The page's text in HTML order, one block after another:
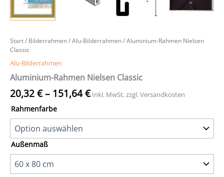
Start/ Bilderrahmen/Alu-Bilderrahmen/ Aluminium-Rahmen Nielsen
Classic
Alu-Bilderrahmen
Aluminium-Rahmen Nielsen Classic
20,32€– 151,64€ Inkl. MwSt, zzgl. Versandkosten
Rahmenfarbe
Außenmaß